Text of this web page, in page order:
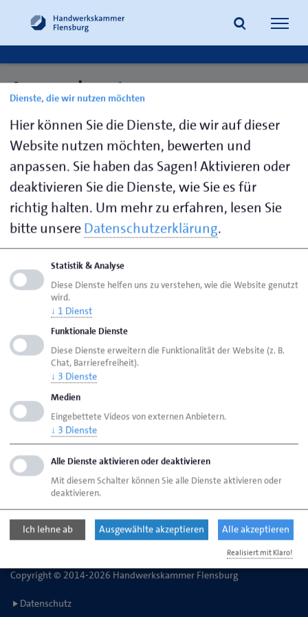
Suche
Ansprechpartner:
Werbemaßnahmen
Mahrt,
Heike
0461 866-
297
h.mahrt@hwk-
flensburg.de
Seite drucken
aktualisiert am 07. Aug. 2026
Handwerkskammer Flensburg
Ansprechpartner
Bereiche
Handwerkskammer Flensburg
Johanniskirchhof 1-7
Telefon: 0461 866-0
E-Mail:info@hwk-flensburg.de
Copyright © 2014-2026 Handwerkskammer Flensburg
Datenschutz
Dienste, die wir nutzen möchten
Hier können Sie die Dienste, die wir auf dieser
Website nutzen möchten, bewerten und
anpassen. Sie haben das Sagen! Aktivieren oder
deaktivieren Sie die Dienste, wie Sie es für
richtig halten. Um mehr zu erfahren, lesen Sie
bitte unsereDatenschutzerklärung.
Statistik & Analyse
Diese Dienste helfen uns zu verstehen, wie die Website genutzt
wird.
↓ 1 Dienst
Funktionale Dienste
Diese Dienste erweitern die Funktionalität der Website (z. B.
Chat, Barrierefreiheit).
↓ 3 Dienste
Medien
Eingebettete Videos von externen Anbietern.
↓ 3 Dienste
Alle Dienste aktivieren oder deaktivieren
Mit diesem Schalter können Sie alle Dienste aktivieren oder
deaktivieren.
Ich lehne ab Ausgewählte akzeptieren Alle akzeptieren
Realisiert mit Klaro!